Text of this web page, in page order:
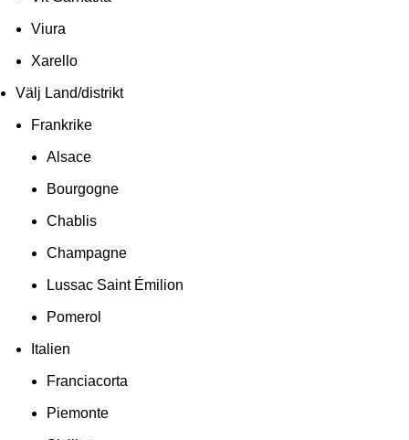
Viura
Xarello
Välj Land/distrikt
Frankrike
Alsace
Bourgogne
Chablis
Champagne
Lussac Saint Émilion
Pomerol
Italien
Franciacorta
Piemonte